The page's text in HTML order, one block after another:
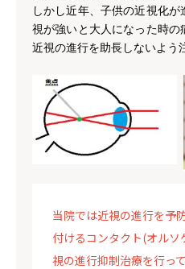
しかし近年、子供の近視化
視が強いと大人になった時の
近視の進行を助長しないよう
当院では近視の進行を予
付けるコンタクト(オル
視の進行抑制治療を行って